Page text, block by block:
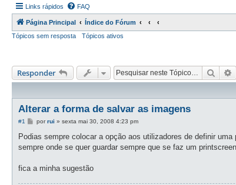
Links rápidos FAQ
Página Principal
Índice do Fórum
Tópicos sem resposta
Tópicos ativos
Responder
Alterar a forma de salvar as imagens
#1
M
n
a
m
porrui » sexta mai 30, 2008 4:23 pm
Podias sempre colocar a opção aos utilizadores de definir
sempre onde se quer guardar sempre que se faz um
fica a minha sugestão